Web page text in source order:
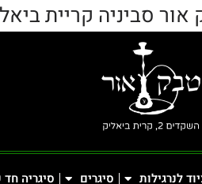
אור סביניה קריית
לנרגילות סיגרים סיגריה